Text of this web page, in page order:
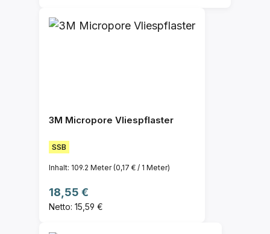
3M Micropore Vliespflaster
SSB
Inhalt: 109.2 Meter(0,17 € / 1 Meter)
Regulärer Preis:
18,55 €
Netto: 15,59 €